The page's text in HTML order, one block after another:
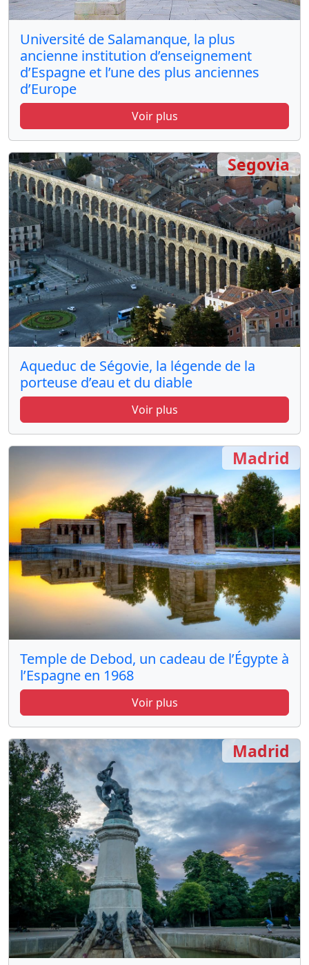
Université de Salamanque, la plus
ancienne institution d’enseignement
d’Espagne et l’une des plus anciennes
d’Europe
Voir plus
Aqueduc de Ségovie, la légende de la
porteuse d’eau et du diable
Voir plus
Segovia
Temple de Debod, un cadeau de l’Égypte à
l’Espagne en 1968
Voir plus
Madrid
Madrid